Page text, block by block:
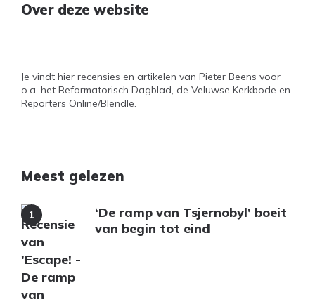
Over deze website
Je vindt hier recensies en artikelen van Pieter Beens voor
o.a. het Reformatorisch Dagblad, de Veluwse Kerkbode en
Reporters Online/Blendle.
Meest gelezen
‘De ramp van Tsjernobyl’ boeit
van begin tot eind